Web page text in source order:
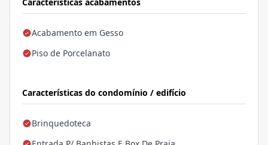
Características acabamentos
Acabamento em Gesso
Piso de Porcelanato
Características do condomínio / edifício
Brinquedoteca